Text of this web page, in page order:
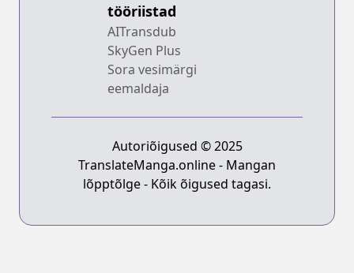
tööriistad
AITransdub
SkyGen Plus
Sora vesimärgi
eemaldaja
Autoriõigused © 2025
TranslateManga.online - Mangan
lõpptõlge - Kõik õigused tagasi.